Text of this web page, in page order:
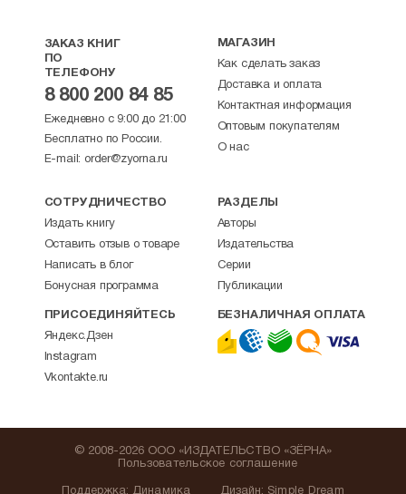
ЗАКАЗ КНИГ
ПО
ТЕЛЕФОНУ
8 800 200 84 85
Ежедневно с 9:00 до 21:00
Бесплатно по России.
E-mail: order@zyorna.ru
МАГАЗИН
Как сделать заказ
Доставка и оплата
Контактная информация
Оптовым покупателям
О нас
СОТРУДНИЧЕСТВО
Издать книгу
Оставить отзыв о товаре
Написать в блог
Бонусная программа
РАЗДЕЛЫ
Авторы
Издательства
Серии
Публикации
ПРИСОЕДИНЯЙТЕСЬ
Яндекс.Дзен
Instagram
Vkontakte.ru
БЕЗНАЛИЧНАЯ ОПЛАТА
Поддержка: Динамика
© 2008-2026 ООО «ИЗДАТЕЛЬСТВО «ЗЁРНА»
Пользовательское соглашение
Дизайн: Simple Dream